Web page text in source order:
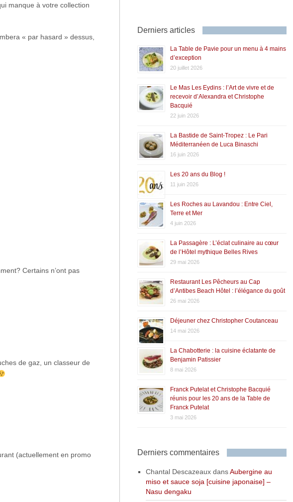
manque à votre collection
« par hasard » dessus,
Certains n’ont pas
de gaz, un classeur de
(actuellement en promo
Derniers articles
La Table de Pavie pour un menu à 4 mains
d’exception
20 juillet 2026
Le Mas Les Eydins : l’Art de vivre et de
recevoir d’Alexandra et Christophe
Bacquié
22 juin 2026
La Bastide de Saint-Tropez : Le Pari
Méditerranéen de Luca Binaschi
16 juin 2026
Les 20 ans du Blog !
11 juin 2026
Les Roches au Lavandou : Entre Ciel,
Terre et Mer
4 juin 2026
La Passagère : L’éclat culinaire au cœur
de l’Hôtel mythique Belles Rives
29 mai 2026
Restaurant Les Pêcheurs au Cap
d’Antibes Beach Hôtel : l’élégance du goût
26 mai 2026
Déjeuner chez Christopher Coutanceau
14 mai 2026
La Chabotterie : la cuisine éclatante de
Benjamin Patissier
8 mai 2026
Franck Putelat et Christophe Bacquié
réunis pour les 20 ans de la Table de
Franck Putelat
3 mai 2026
Derniers commentaires
Chantal DescazeauxdansAubergine au
miso et sauce soja [cuisine japonaise] –
Nasu dengaku